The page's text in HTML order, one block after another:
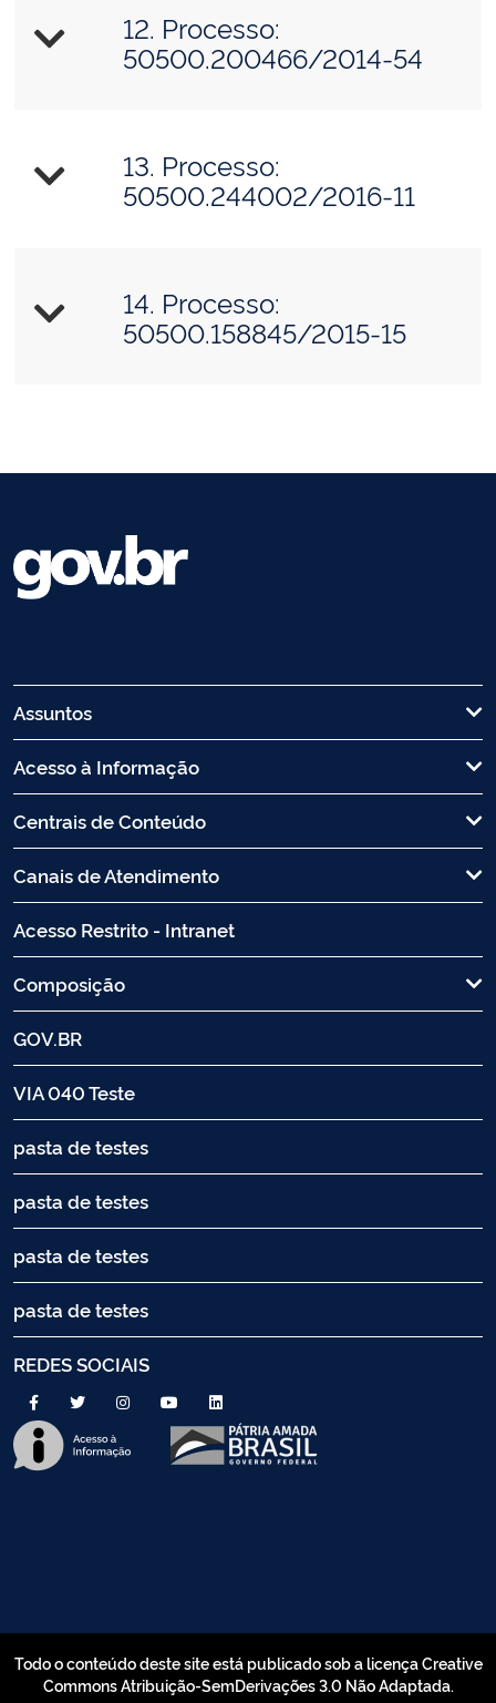
12. Processo:
50500.200466/2014-54
13. Processo:
50500.244002/2016-11
14. Processo:
50500.158845/2015-15
Assuntos
Acesso à Informação
Centrais de Conteúdo
Canais de Atendimento
Acesso Restrito - Intranet
Composição
GOV.BR
VIA 040 Teste
pasta de testes
pasta de testes
pasta de testes
pasta de testes
REDES SOCIAIS
Todo o conteúdo deste site está publicado sob a licença Creative
Commons Atribuição-SemDerivações 3.0 Não Adaptada.